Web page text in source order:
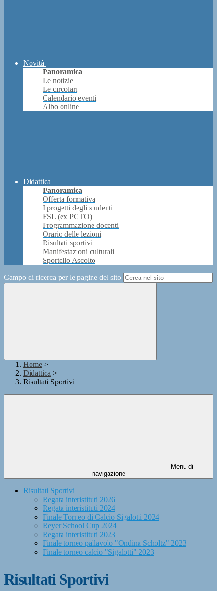
Novità
Panoramica
Le notizie
Le circolari
Calendario eventi
Albo online
Didattica
Panoramica
Offerta formativa
I progetti degli studenti
FSL (ex PCTO)
Programmazione docenti
Orario delle lezioni
Risultati sportivi
Manifestazioni culturali
Sportello Ascolto
Campo di ricerca per le pagine del sito
Home >
Didattica >
Risultati Sportivi
Menu di
navigazione
Risultati Sportivi
Regata interistituti 2026
Regata interistituti 2024
Finale Torneo di Calcio Sigalotti 2024
Reyer School Cup 2024
Regata interistituti 2023
Finale torneo pallavolo "Ondina Scholtz" 2023
Finale torneo calcio "Sigalotti" 2023
Risultati Sportivi